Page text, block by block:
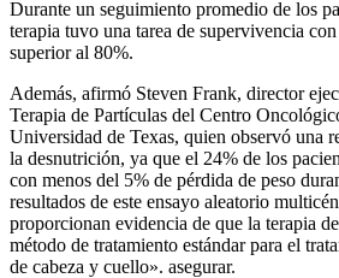
Durante un seguimiento promedio de los
terapia tuvo una tarea de supervivencia
superior al 80%.
Además, afirmó Steven Frank, director
Terapia de Partículas del Centro
Universidad de Texas, quien observó una
la desnutrición, ya que el 24% de los
con menos del 5% de pérdida de peso
resultados de este ensayo aleatorio
proporcionan evidencia de que la terapia
método de tratamiento estándar para el
de cabeza y cuello». asegurar.